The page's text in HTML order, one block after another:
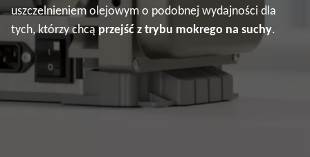
uszczelnieniem olejowym o podobnej wydajności dla
tych, którzy chcąprzejść z trybu mokrego na suchy.